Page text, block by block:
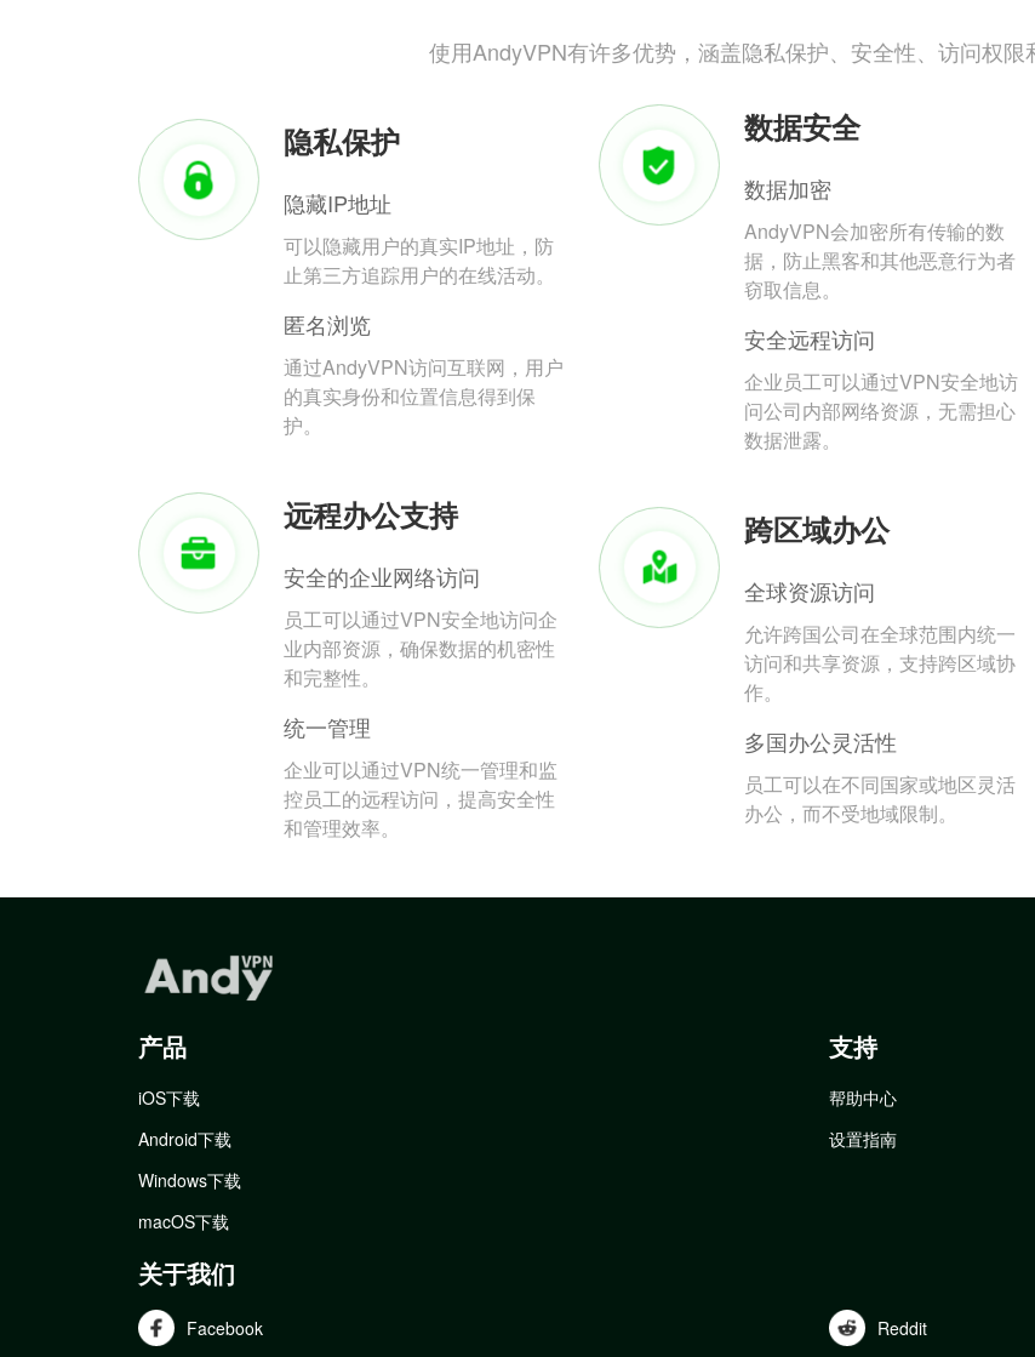
使用AndyVPN有许多优势，涵盖隐私保护、安全性、访问权限
隐私保护
隐藏IP地址
可以隐藏用户的真实IP地址，防
止第三方追踪用户的在线活动。
匿名浏览
通过AndyVPN访问互联网，用户
的真实身份和位置信息得到保
护。
数据安全
数据加密
AndyVPN会加密所有传输的数
据，防止黑客和其他恶意行为者
窃取信息。
安全远程访问
企业员工可以通过VPN安全地访
问公司内部网络资源，无需担心
数据泄露。
远程办公支持
安全的企业网络访问
员工可以通过VPN安全地访问企
业内部资源，确保数据的机密性
和完整性。
统一管理
企业可以通过VPN统一管理和监
控员工的远程访问，提高安全性
和管理效率。
跨区域办公
全球资源访问
允许跨国公司在全球范围内统一
访问和共享资源，支持跨区域协
作。
多国办公灵活性
员工可以在不同国家或地区灵活
办公，而不受地域限制。
产品
iOS下载
Android下载
Windows下载
macOS下载
支持
帮助中心
设置指南
关于我们
Facebook Reddit